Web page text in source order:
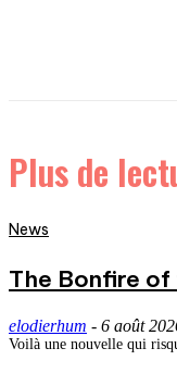
Plus de
News
The Bonfire of
elodierhum - 6 août
Voilà une nouvelle qui